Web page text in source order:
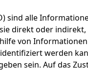
sind alle
direkt oder
von
werden
sein. Auf das